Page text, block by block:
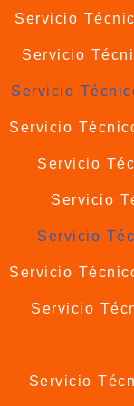
Servicio
Servicio
Servicio
Servicio
Servicio
Servicio
Servicio
Servicio
Servicio
Servicio